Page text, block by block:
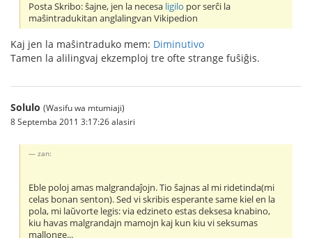
Posta Skribo: ŝajne, jen la necesa ligilo por serĉi la
maŝintradukitan anglalingvan Vikipedion
Kaj jen la maŝintraduko mem: Diminutivo
Tamen la alilingvaj ekzemploj tre ofte strange fuŝiĝis.
Solulo (Wasifu wa mtumiaji)
8 Septemba 2011 3:17:26 alasiri
zan:
Eble poloj amas malgrandaĵojn. Tio ŝajnas al mi ridetinda(mi
celas bonan senton). Sed vi skribis esperante same kiel en la
pola, mi laŭvorte legis: via edzineto estas deksesa knabino,
kiu havas malgrandajn mamojn kaj kun kiu vi seksumas
mallonge...